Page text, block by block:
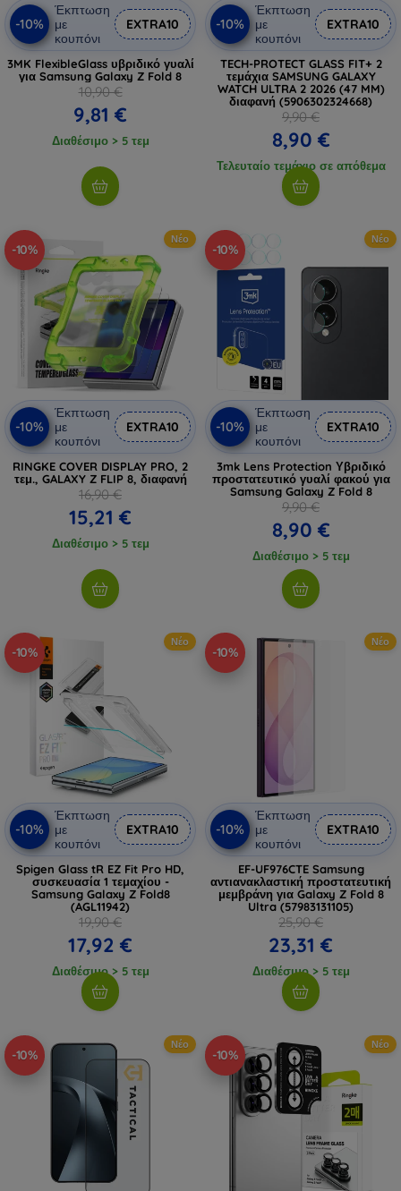
-10%
Έκπτωση
με
κουπόνι
EXTRA10
3MK FlexibleGlass υβριδικό γυαλί
για Samsung Galaxy Z Fold 8
10,90 €
9,81 €
Διαθέσιμο > 5 τεμ
-10%
Έκπτωση
με
κουπόνι
EXTRA10
TECH-PROTECT GLASS FIT+ 2
τεμάχια SAMSUNG GALAXY
WATCH ULTRA 2 2026 (47 MM)
διαφανή (5906302324668)
9,90 €
8,90 €
Τελευταίο τεμάχιο σε απόθεμα
-10%
Νέο
-10%
Έκπτωση
με
κουπόνι
EXTRA10
RINGKE COVER DISPLAY PRO, 2
τεμ., GALAXY Z FLIP 8, διαφανή
16,90 €
15,21 €
Διαθέσιμο > 5 τεμ
-10%
Νέο
-10%
Έκπτωση
με
κουπόνι
EXTRA10
3mk Lens Protection Υβριδικό
προστατευτικό γυαλί φακού για
Samsung Galaxy Z Fold 8
9,90 €
8,90 €
Διαθέσιμο > 5 τεμ
-10%
Νέο
-10%
Έκπτωση
με
κουπόνι
EXTRA10
Spigen Glass tR EZ Fit Pro HD,
συσκευασία 1 τεμαχίου -
Samsung Galaxy Z Fold8
(AGL11942)
19,90 €
17,92 €
Διαθέσιμο > 5 τεμ
-10%
Νέο
-10%
Έκπτωση
με
κουπόνι
EXTRA10
EF-UF976CTE Samsung
αντιανακλαστική προστατευτική
μεμβράνη για Galaxy Z Fold 8
Ultra (57983131105)
25,90 €
23,31 €
Διαθέσιμο > 5 τεμ
-10%
Νέο
-10%
Νέο